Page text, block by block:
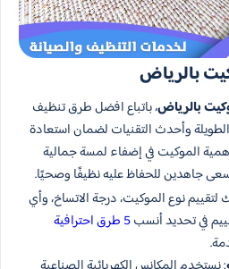
بالرياض
بالرياض، باتباع افضل طرق تنظيف
وأحدث التقنيات لضمان استعادة
الموكيت في إضفاء لمسة جمالية
جاهدين للحفاظ عليه نظيفًا وصحيًا.
لتقييم نوع الموكيت، درجة الاتساخ، وأي
في تحديد أنسب
5 طرق احترافية